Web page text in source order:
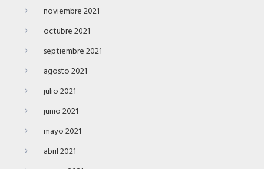
noviembre 2021
octubre 2021
septiembre 2021
agosto 2021
julio 2021
junio 2021
mayo 2021
abril 2021